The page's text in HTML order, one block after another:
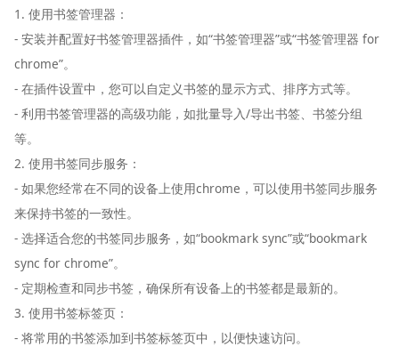
1. 使用书签管理器：
- 安装并配置好书签管理器插件，如“书签管理器”或“书签管理器 for
chrome”。
- 在插件设置中，您可以自定义书签的显示方式、排序方式等。
- 利用书签管理器的高级功能，如批量导入/导出书签、书签分组
等。
2. 使用书签同步服务：
- 如果您经常在不同的设备上使用chrome，可以使用书签同步服务
来保持书签的一致性。
- 选择适合您的书签同步服务，如“bookmark sync”或“bookmark
sync for chrome”。
- 定期检查和同步书签，确保所有设备上的书签都是最新的。
3. 使用书签标签页：
- 将常用的书签添加到书签标签页中，以便快速访问。